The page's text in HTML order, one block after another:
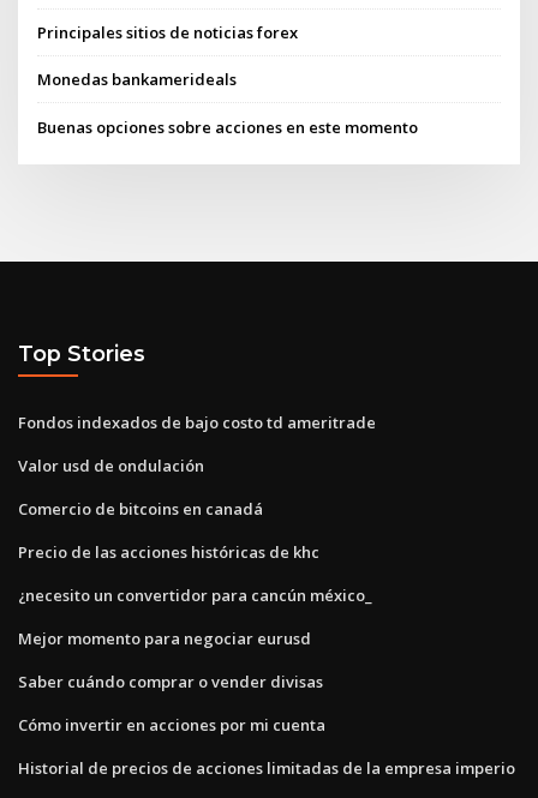
Principales sitios de noticias forex
Monedas bankamerideals
Buenas opciones sobre acciones en este momento
Top Stories
Fondos indexados de bajo costo td ameritrade
Valor usd de ondulación
Comercio de bitcoins en canadá
Precio de las acciones históricas de khc
¿necesito un convertidor para cancún méxico_
Mejor momento para negociar eurusd
Saber cuándo comprar o vender divisas
Cómo invertir en acciones por mi cuenta
Historial de precios de acciones limitadas de la empresa imperio